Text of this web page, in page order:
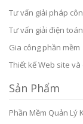
Tư vấn giải pháp
Tư vấn giải điện
Gia công phần mềm
Thiết kế Web site
Sản Phẩm
Phần Mềm Quản Lý